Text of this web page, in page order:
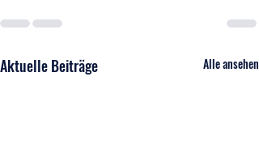
Aktuelle Beiträge Alle ansehen